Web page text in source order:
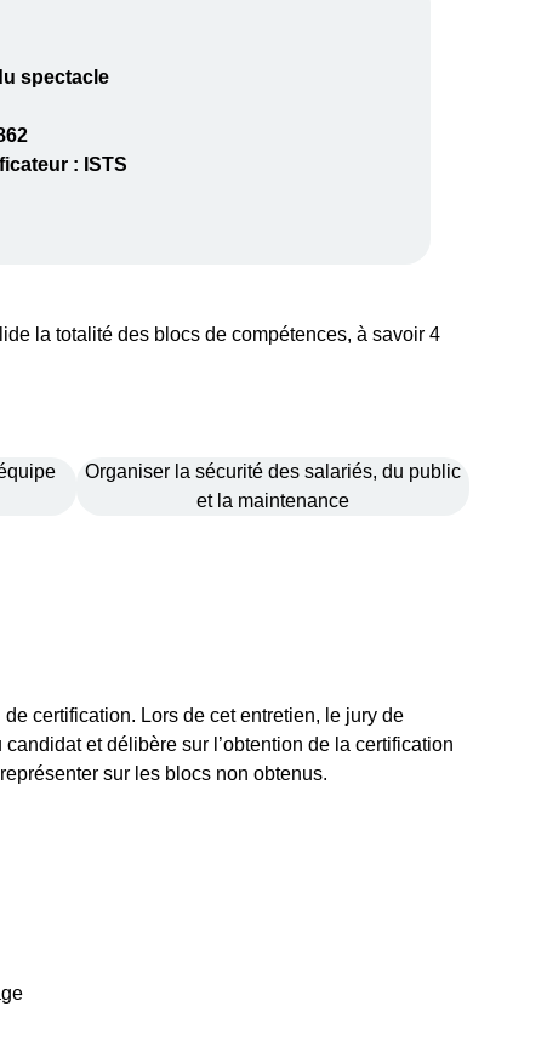
spectacle
: ISTS
la totalité des blocs de compétences, à savoir 4
Organiser la sécurité des salariés, du public
et la maintenance
de certification. Lors de cet entretien, le jury de
et délibère sur l’obtention de la certification
sur les blocs non obtenus.